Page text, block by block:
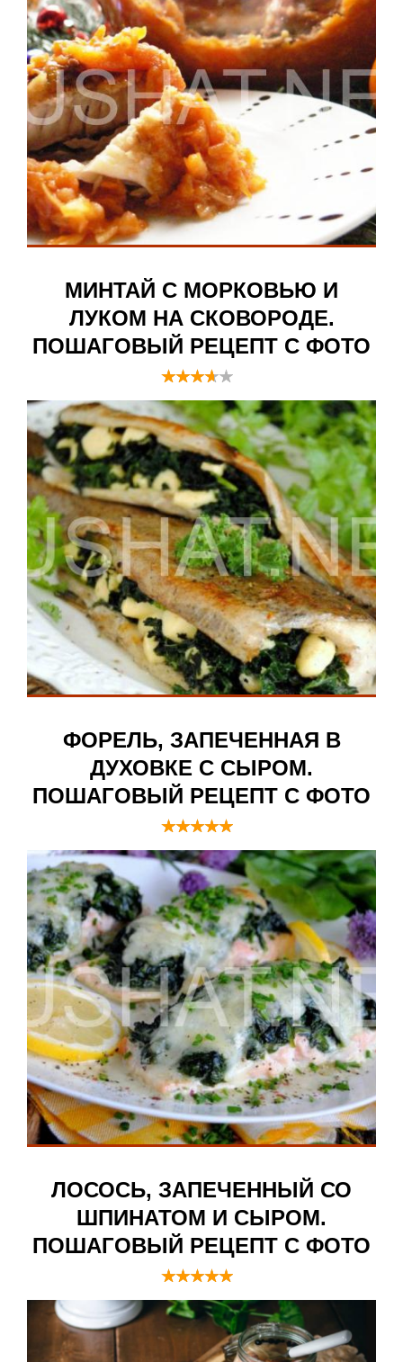
МИНТАЙ С МОРКОВЬЮ И
ЛУКОМ НА СКОВОРОДЕ.
ПОШАГОВЫЙ РЕЦЕПТ С ФОТО
ФОРЕЛЬ, ЗАПЕЧЕННАЯ В
ДУХОВКЕ С СЫРОМ.
ПОШАГОВЫЙ РЕЦЕПТ С ФОТО
ЛОСОСЬ, ЗАПЕЧЕННЫЙ СО
ШПИНАТОМ И СЫРОМ.
ПОШАГОВЫЙ РЕЦЕПТ С ФОТО